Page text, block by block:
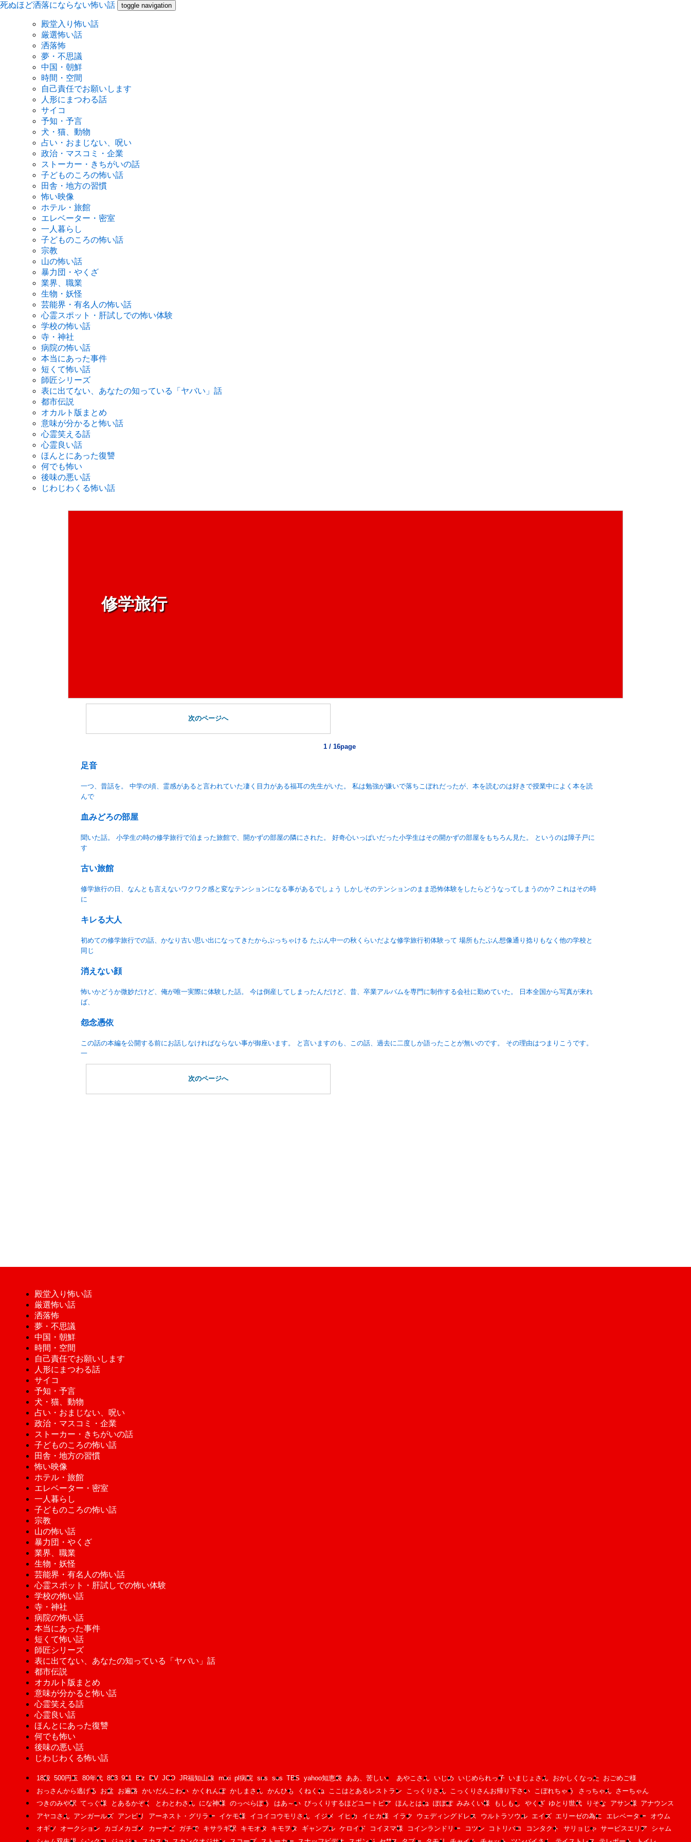
死ぬほど洒落にならない怖い話 toggle navigation
殿堂入り怖い話
厳選怖い話
洒落怖
夢・不思議
中国・朝鮮
時間・空間
自己責任でお願いします
人形にまつわる話
サイコ
予知・予言
犬・猫、動物
占い・おまじない、呪い
政治・マスコミ・企業
ストーカー・きちがいの話
子どものころの怖い話
田舎・地方の習慣
怖い映像
ホテル・旅館
エレベーター・密室
一人暮らし
子どものころの怖い話
宗教
山の怖い話
暴力団・やくざ
業界、職業
生物・妖怪
芸能界・有名人の怖い話
心霊スポット・肝試しでの怖い体験
学校の怖い話
寺・神社
病院の怖い話
本当にあった事件
短くて怖い話
師匠シリーズ
表に出てない、あなたの知っている「ヤバい」話
都市伝説
オカルト版まとめ
意味が分かると怖い話
心霊笑える話
心霊良い話
ほんとにあった復讐
何でも怖い
後味の悪い話
じわじわくる怖い話
修学旅行
次のページへ
1 / 16page
足音
一つ、昔話を。 中学の頃、霊感があると言われていた凄く目力がある福耳の先生がいた。 私は勉強が嫌いで落ちこぼれだったが、本を読むのは好きで授業中によく本を読
んで
血みどろの部屋
聞いた話。 小学生の時の修学旅行で泊まった旅館で、開かずの部屋の隣にされた。 好奇心いっぱいだった小学生はその開かずの部屋をもちろん見た。 というのは障子戸に
す
古い旅館
修学旅行の日、なんとも言えないワクワク感と変なテンションになる事があるでしょう しかしそのテンションのまま恐怖体験をしたらどうなってしまうのか? これはその時
に
キレる大人
初めての修学旅行での話、かなり古い思い出になってきたからぶっちゃける たぶん中一の秋くらいだよな修学旅行初体験って 場所もたぶん想像通り捻りもなく他の学校と
同じ
消えない顔
怖いかどうか微妙だけど、俺が唯一実際に体験した話。 今は倒産してしまったんだけど、昔、卒業アルバムを専門に制作する会社に勤めていた。 日本全国から写真が来れ
ば、
怨念憑依
この話の本編を公開する前にお話しなければならない事が御座います。 と言いますのも、この話、過去に二度しか語ったことが無いのです。 その理由はつまりこうです。
一
次のページへ
殿堂入り怖い話
厳選怖い話
洒落怖
夢・不思議
中国・朝鮮
時間・空間
自己責任でお願いします
人形にまつわる話
サイコ
予知・予言
犬・猫、動物
占い・おまじない、呪い
政治・マスコミ・企業
ストーカー・きちがいの話
子どものころの怖い話
田舎・地方の習慣
怖い映像
ホテル・旅館
エレベーター・密室
一人暮らし
子どものころの怖い話
宗教
山の怖い話
暴力団・やくざ
業界、職業
生物・妖怪
芸能界・有名人の怖い話
心霊スポット・肝試しでの怖い体験
学校の怖い話
寺・神社
病院の怖い話
本当にあった事件
短くて怖い話
師匠シリーズ
表に出てない、あなたの知っている「ヤバい」話
都市伝説
オカルト版まとめ
意味が分かると怖い話
心霊笑える話
心霊良い話
ほんとにあった復讐
何でも怖い
後味の悪い話
じわじわくる怖い話
18段 500円玉 80年代 893 911 B'z DV JCO JR福知山線 mixi pl病院 sns sos TBS yahoo知恵袋 ああ、苦しい。 あやこさん いじめ いじめられっ子 いまじょさん おかしくなった おごめご様
おっさんから逃げる お盆 お遍路 かいだんこわい かくれんぼ かしまさん かんひも くねくね ここはとあるレストラン こっくりさん こっくりさんお帰り下さい こぼれちゃう さっちゃん さーちゃん
つきのみや駅 てっぐ様 とあるかぞく とわとわさん にな神様 のっぺらぼう はあ～い びっくりするほどユートピア ほんとはね ぽぽぽ みみくい様 もしもし やくざ ゆとり世代 りそな アサン様 アナウンス
アヤコさん アンガールズ アンビリ アーネスト・グリラー イケモ様 イコイコウモリさん イジメ イヒカ イヒカ様 イラク ウェディングドレス ウルトラソウル エイズ エリーゼの為に エレベーター
オウム
オギソ
オークション カゴメカゴメ カーナビ ガチで キサラギ駅 キモオタ キモヲタ ギャンブル ケロイド コイヌマ様 コインランドリー コツン コトリバコ コンタクト サリョじゃ サービスエリア
シャム